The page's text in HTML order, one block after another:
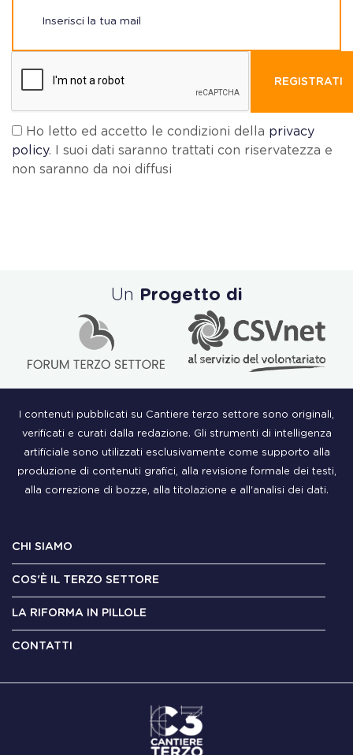
REGISTRATI
Ho letto ed accetto le condizioni della privacy
policy. I suoi dati saranno trattati con riservatezza e
non saranno da noi diffusi
Un Progetto di
I contenuti pubblicati su Cantiere terzo settore sono originali,
verificati e curati dalla redazione. Gli strumenti di intelligenza
artificiale sono utilizzati esclusivamente come supporto alla
produzione di contenuti grafici, alla revisione formale dei testi,
alla correzione di bozze, alla titolazione e all'analisi dei dati.
CHI SIAMO
COS'È IL TERZO SETTORE
LA RIFORMA IN PILLOLE
CONTATTI